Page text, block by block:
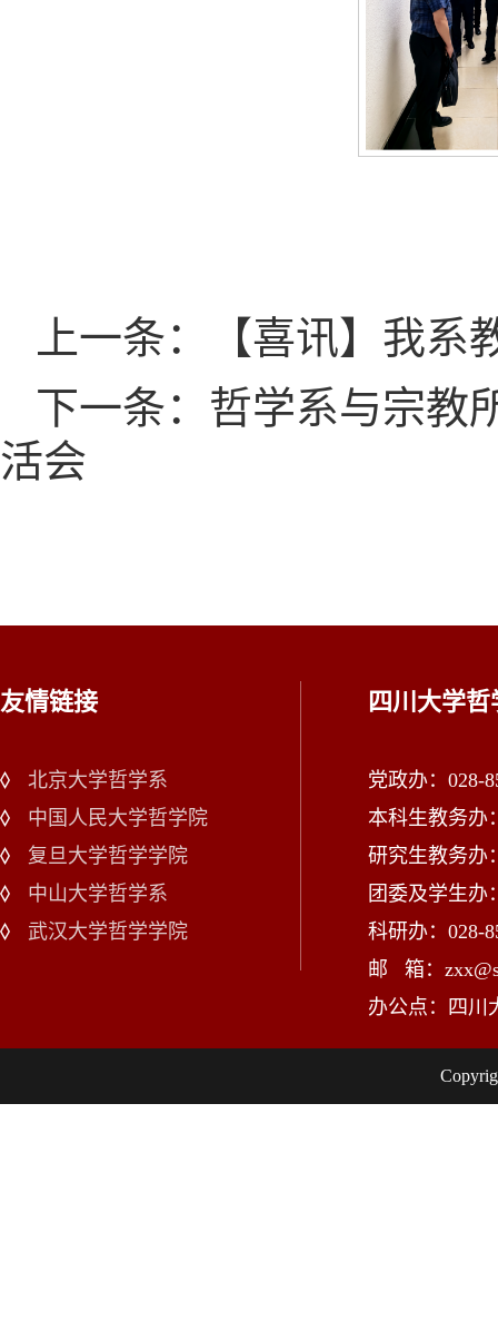
上一条：【喜讯】我系
下一条：哲学系与宗教
活会
友情链接
北京大学哲学系
中国人民大学哲学院
复旦大学哲学学院
中山大学哲学系
武汉大学哲学学院
四川大学哲
党政办：028-
本科生教务办
研究生教务办
团委及学生办
科研办：028-
邮 箱：
办公点：四川